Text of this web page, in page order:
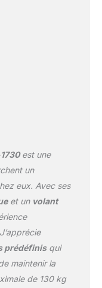
faciliter la
de plus
non
est une
un
eux. Avec ses
et un volant
prédéfinisqui
maintenir la
de 130 kg